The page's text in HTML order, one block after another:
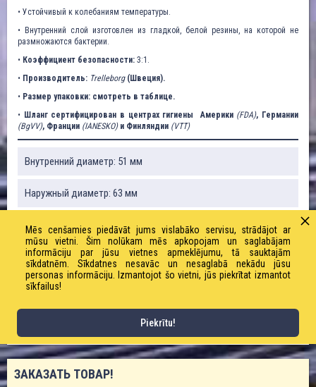
• Устойчивый к колебаниям температуры.
• Внутренний слой изготовлен из гладкой, белой резины, на которой не
размножаются бактерии.
• Коэффициент безопасности: 3:1.
• Производитель: Trelleborg(Швеция).
• Размер упаковки: смотреть в таблице.
• Шланг сертифицирован в центрах гигиены Америки (FDA), Германии
(BgVV), Франции (IANESKO)и Финляндии (VTT)
Внутренний диаметр: 51 мм
Наружный диаметр: 63 мм
Рабочее / предельное давление: 6/18 бар
Вес: 1760 г / м
Радиус изгиба: 102 мм
ЗАКАЗАТЬ ТОВАР!
Mēs cenšamies piedāvāt jums vislabāko servisu, strādājot ar
mūsu vietni. Šim nolūkam mēs apkopojam un saglabājam
informāciju par jūsu vietnes apmeklējumu, tā sauktajām
sīkdatnēm. Sīkdatnes nesavāc un nesaglabā nekādu jūsu
personas informāciju. Izmantojot šo vietni, jūs piekrītat izmantot
sīkfailus!
Piekrītu!